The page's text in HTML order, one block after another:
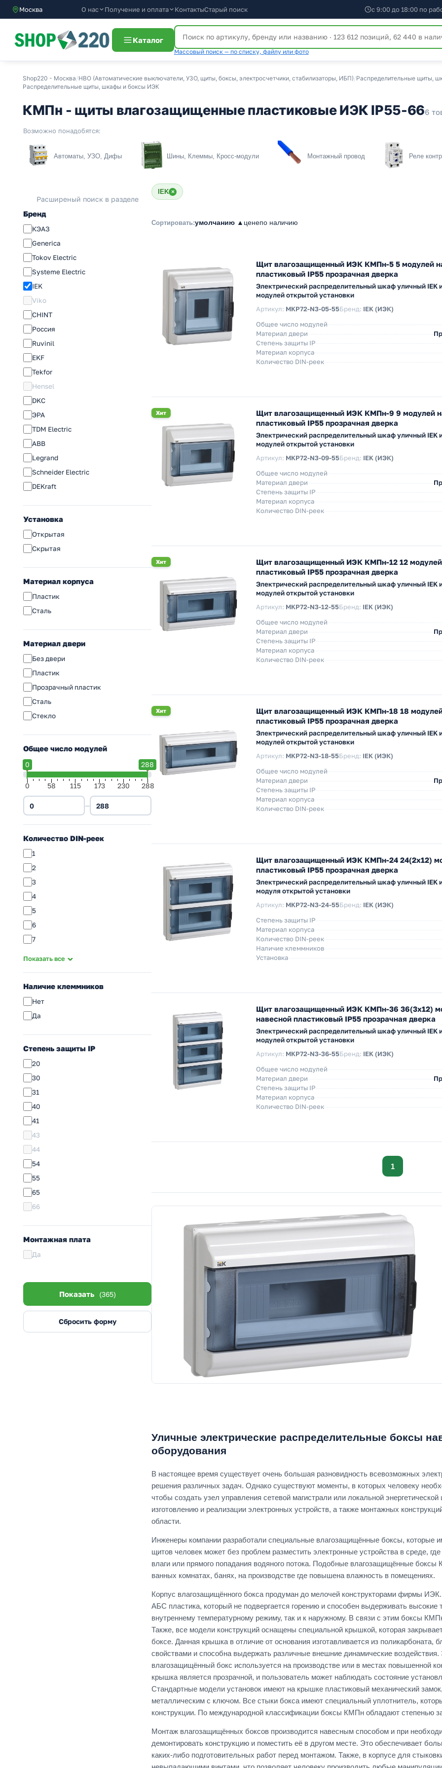
Москва О нас Получение и оплата КонтактыСтарый поиск с 9:00 до 18:00 по
Каталог
Массовый поиск — по списку, файлу или фото
Shop220 - Москва/НВО (Автоматические выключатели, УЗО, щиты, боксы, электросчетчики, стабилизаторы, ИБП)/Распределительные щиты,
Распределительные щиты, шкафы и боксы ИЭК
КМПн - щиты влагозащищенные пластиковые ИЭК IP55-666
Возможно понадобятся:
Автоматы, УЗО, Дифы Шины, Клеммы, Кросс-модули Монтажный провод Реле
Расширеный поиск в разделе
Бренд
КЭАЗ
Generica
Tokov Electric
Systeme Electric
IEK
Viko
CHINT
Россия
Ruvinil
EKF
Tekfor
Hensel
DKC
ЭРА
TDM Electric
ABB
Legrand
Schneider Electric
DEKraft
Установка
Открытая
Скрытая
Материал корпуса
Пластик
Сталь
Материал двери
Без двери
Пластик
Прозрачный пластик
Сталь
Стекло
Общее число модулей
0 288
0 58 115 173 230 288
—
Количество DIN-реек
1
2
3
4
5
6
7
18
20
21
24
Показать все
Наличие клеммников
Нет
Да
Степень защиты IP
20
30
31
40
41
43
44
54
55
65
66
Монтажная плата
Да
Показать (365)
Сбросить форму
IEK ×
Сортировать:умолчанию ▲ ценепо наличию
Щит влагозащищенный ИЭК КМПн-5 5 модулей
пластиковый IP55 прозрачная дверка
Электрический распределительный шкаф уличный IEK
модулей открытой установки
Артикул: MKP72-N3-05-55Бренд: IEK (ИЭК)
Общее число модулей
Материал двери
Степень защиты IP
Материал корпуса
Количество DIN-реек
Хит
Щит влагозащищенный ИЭК КМПн-9 9 модулей
пластиковый IP55 прозрачная дверка
Электрический распределительный шкаф уличный IEK
модулей открытой установки
Артикул: MKP72-N3-09-55Бренд: IEK (ИЭК)
Общее число модулей
Материал двери
Степень защиты IP
Материал корпуса
Количество DIN-реек
Хит
Щит влагозащищенный ИЭК КМПн-12 12 модулей
пластиковый IP55 прозрачная дверка
Электрический распределительный шкаф уличный IEK
модулей открытой установки
Артикул: MKP72-N3-12-55Бренд: IEK (ИЭК)
Общее число модулей
Материал двери
Степень защиты IP
Материал корпуса
Количество DIN-реек
Хит
Щит влагозащищенный ИЭК КМПн-18 18
пластиковый IP55 прозрачная дверка
Электрический распределительный шкаф уличный IEK
модулей открытой установки
Артикул: MKP72-N3-18-55Бренд: IEK (ИЭК)
Общее число модулей
Материал двери
Степень защиты IP
Материал корпуса
Количество DIN-реек
Щит влагозащищенный ИЭК КМПн-24 24(2х12)
пластиковый IP55 прозрачная дверка
Электрический распределительный шкаф уличный IEK
модуля открытой установки
Артикул: MKP72-N3-24-55Бренд: IEK (ИЭК)
Степень защиты IP
Материал корпуса
Количество DIN-реек
Наличие клеммников
Установка
Щит влагозащищенный ИЭК КМПн-36 36(3х12)
навесной пластиковый IP55 прозрачная дверка
Электрический распределительный шкаф уличный IEK
модулей открытой установки
Артикул: MKP72-N3-36-55Бренд: IEK (ИЭК)
Общее число модулей
Материал двери
Степень защиты IP
Материал корпуса
Количество DIN-реек
1
Уличные электрические распределительные боксы
оборудования
В настоящее время существует очень большая разновидность всевозможных
решения различных задач. Однако существуют моменты, в которых человеку
чтобы создать узел управления сетевой магистрали или локальной
изготовлению и реализации электронных устройств, а также монтажных
области.
Инженеры компании разработали специальные влагозащищённые боксы,
щитов человек может без проблем разместить электронные устройства в среде,
влаги или прямого попадания водяного потока. Подобные влагозащищённые
ванных комнатах, банях, на производстве где повышена влажность в помещениях.
Корпус влагозащищённого бокса продуман до мелочей конструкторами фирмы ИЭК.
АБС пластика, который не подвергается горению и способен выдерживать высокие
внутреннему температурному режиму, так и к наружному. В связи с этим боксы
Также, все модели конструкций оснащены специальной крышкой, которая
боксе. Данная крышка в отличие от основания изготавливается из
свойствами и способна выдержать различные внешние динамические
влагозащищённый бокс используется на производстве или в местах повышенной
крышка является прозрачной, и пользователь может наблюдать состояние
Стандартные модели установок имеют на крышке пластиковый механический
металлическим с ключом. Все стыки бокса имеют специальный уплотнитель,
конструкции. По международной классификации боксы КМПн обладают степенью
Монтаж влагозащищённых боксов производится навесным способом и при
демонтировать конструкцию и поместить её в другом месте. Это обеспечивает
каких-либо подготовительных работ перед монтажом. Также, в корпусе для